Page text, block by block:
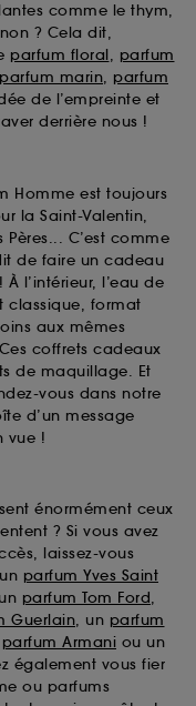
comme le thym,
? Cela dit,
parfum floral, parfum
parfum marin, parfum
de l’empreinte et
derrière nous !
Homme est toujours
la Saint-Valentin,
C’est comme
de faire un cadeau
! À l’intérieur, l’eau de
classique, format
aux mêmes
coffrets cadeaux
de maquillage. Et
vous dans notre
d’un message
vue !
énormément ceux
? Si vous avez
laissez-vous
parfum Yves Saint
parfum Tom Ford,
Guerlain, un parfum
parfum Armani ou un
également vous fier
ou parfums